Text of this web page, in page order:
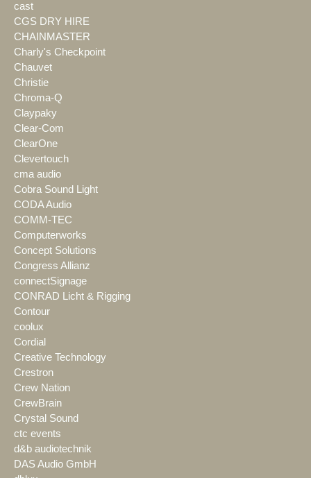
cast
CGS DRY HIRE
CHAINMASTER
Charly's Checkpoint
Chauvet
Christie
Chroma-Q
Claypaky
Clear-Com
ClearOne
Clevertouch
cma audio
Cobra Sound Light
CODA Audio
COMM-TEC
Computerworks
Concept Solutions
Congress Allianz
connectSignage
CONRAD Licht & Rigging
Contour
coolux
Cordial
Creative Technology
Crestron
Crew Nation
CrewBrain
Crystal Sound
ctc events
d&b audiotechnik
DAS Audio GmbH